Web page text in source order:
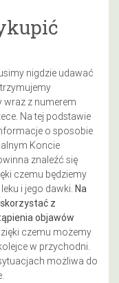
nigdzie udawać
wraz z numerem
Na tej podstawie
o sposobie
Koncie
znaleźć się
czemu będziemy
i jego dawki. Na
z
objawów
czemu możemy
w przychodni.
możliwa do